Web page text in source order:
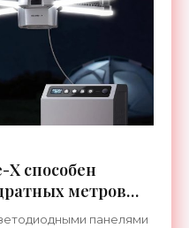
способен
метров
панелями